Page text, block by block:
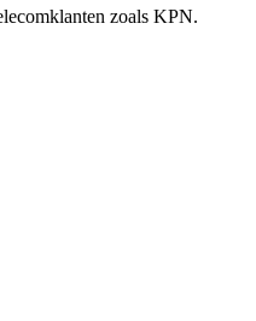
zoals KPN.